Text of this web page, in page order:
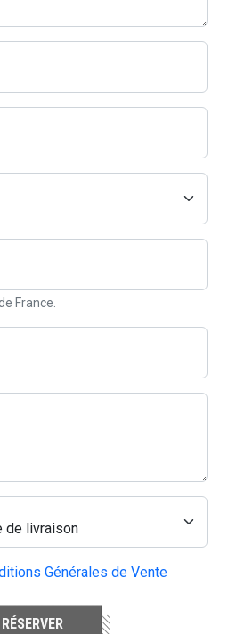
France.
Générales de Vente
RÉSERVER